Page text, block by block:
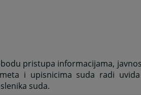
pristupa informacijama,
i upisnicima suda radi
suda.